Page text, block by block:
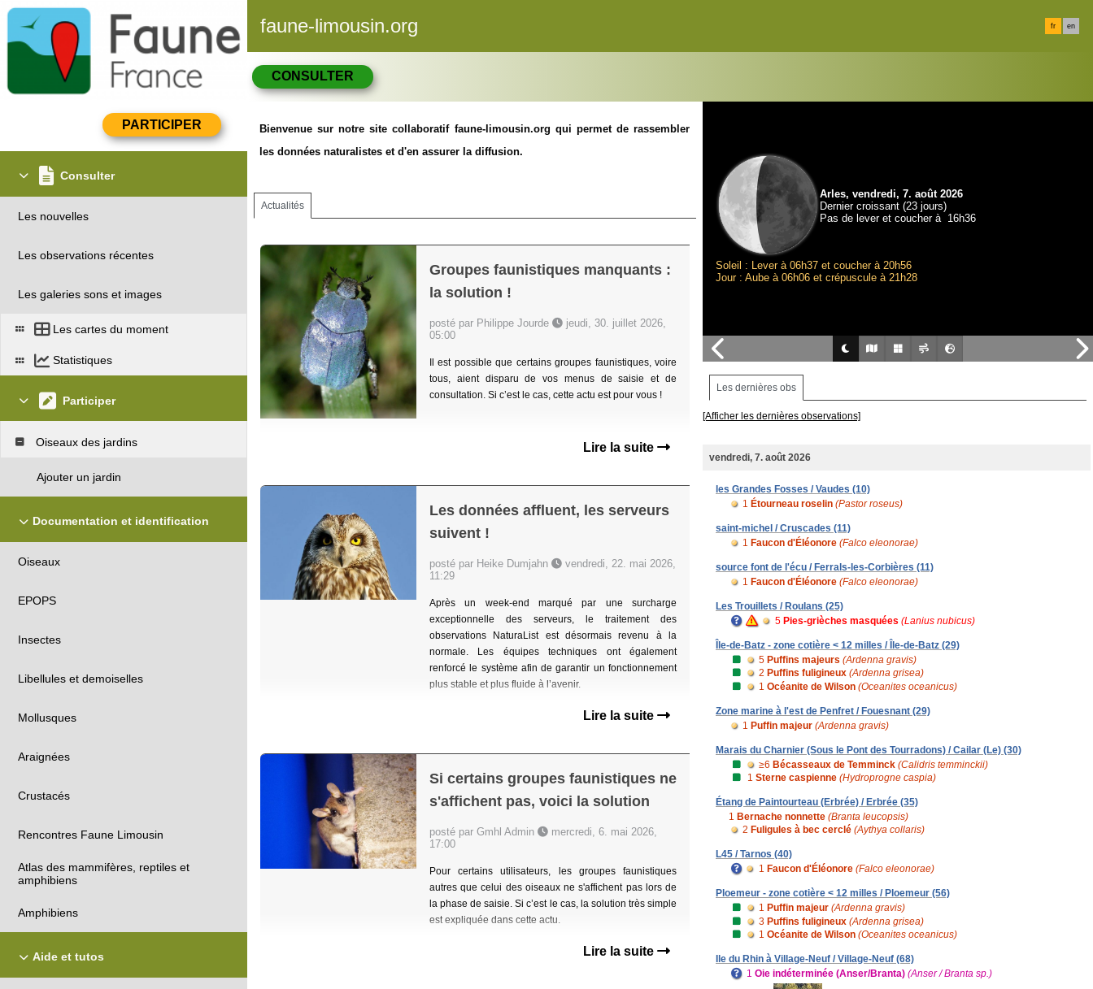
faune-limousin.org fr en
Consulter
Les nouvelles
Les observations récentes
Les galeries sons et images
Les cartes du moment
Statistiques
Participer
Oiseaux des jardins
Ajouter un jardin
Documentation et identification
Oiseaux
EPOPS
Insectes
Libellules et demoiselles
Mollusques
Araignées
Crustacés
Rencontres Faune Limousin
Atlas des mammifères, reptiles et
amphibiens
Amphibiens
Aide et tutos
CONSULTER
Arles, vendredi, 7. août 2026
Dernier croissant (23 jours)
Pas de lever et coucher à 16h36
Soleil : Lever à 06h37 et coucher à 20h56
Jour : Aube à 06h06 et crépuscule à 21h28
Les dernières obs
[Afficher les dernières observations]
vendredi, 7. août 2026
les Grandes Fosses / Vaudes (10)
1 Étourneau roselin (Pastor roseus)
saint-michel / Cruscades (11)
1 Faucon d'Éléonore (Falco eleonorae)
source font de l'écu / Ferrals-les-Corbières (11)
1 Faucon d'Éléonore (Falco eleonorae)
Les Trouillets / Roulans (25)
5 Pies-grièches masquées (Lanius nubicus)
Île-de-Batz - zone cotière < 12 milles / Île-de-Batz (29)
5 Puffins majeurs (Ardenna gravis)
2 Puffins fuligineux (Ardenna grisea)
1 Océanite de Wilson (Oceanites oceanicus)
Zone marine à l'est de Penfret / Fouesnant (29)
1 Puffin majeur (Ardenna gravis)
Marais du Charnier (Sous le Pont des Tourradons) / Cailar (Le) (30)
≥6 Bécasseaux de Temminck (Calidris temminckii)
1 Sterne caspienne (Hydroprogne caspia)
Étang de Paintourteau (Erbrée) / Erbrée (35)
1 Bernache nonnette (Branta leucopsis)
2 Fuligules à bec cerclé (Aythya collaris)
L45 / Tarnos (40)
1 Faucon d'Éléonore (Falco eleonorae)
Ploemeur - zone cotière < 12 milles / Ploemeur (56)
1 Puffin majeur (Ardenna gravis)
3 Puffins fuligineux (Ardenna grisea)
1 Océanite de Wilson (Oceanites oceanicus)
Ile du Rhin à Village-Neuf / Village-Neuf (68)
1 Oie indéterminée (Anser/Branta) (Anser / Branta sp.)
Bienvenue sur notre site collaboratif faune-limousin.org qui permet de rassembler
les données naturalistes et d'en assurer la diffusion.
Actualités
Groupes faunistiques manquants :
la solution !
posté par Philippe Jourde
jeudi, 30. juillet 2026,
05:00
Il est possible que certains groupes faunistiques, voire
tous, aient disparu de vos menus de saisie et de
consultation. Si c’est le cas, cette actu est pour vous !
Lire la suite
Les données affluent, les serveurs
suivent !
posté par Heike Dumjahn
vendredi, 22. mai 2026,
11:29
Après un week-end marqué par une surcharge
exceptionnelle des serveurs, le traitement des
observations NaturaList est désormais revenu à la
normale. Les équipes techniques ont également
renforcé le système afin de garantir un fonctionnement
plus stable et plus fluide à l’avenir.
Lire la suite
Si certains groupes faunistiques ne
s'affichent pas, voici la solution
posté par Gmhl Admin
mercredi, 6. mai 2026,
17:00
Pour certains utilisateurs, les groupes faunistiques
autres que celui des oiseaux ne s'affichent pas lors de
la phase de saisie. Si c’est le cas, la solution très simple
est expliquée dans cette actu.
Lire la suite